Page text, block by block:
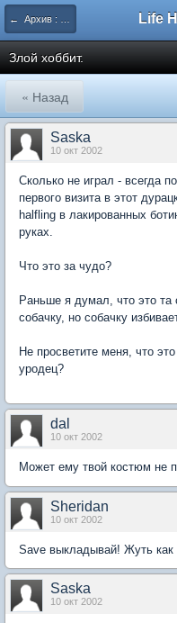
← Архив : Arcanum
Злой хоббит.
« Назад
Saska
10 окт 2002
Сколько не играл - всегда
первого визита в этот
halfling в лакированных
руках.
Что это за чудо?
Раньше я думал, что это та
собачку, но собачку
Не просветите меня, что
уродец?
dal
10 окт 2002
Может ему твой костюм не
Sheridan
10 окт 2002
Save выкладывай! Жуть как
Saska
10 окт 2002